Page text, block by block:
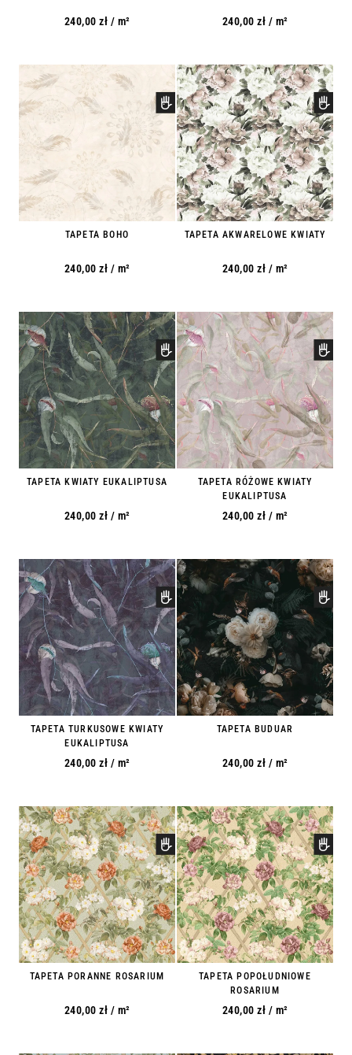
240,00 zł / m² 240,00 zł / m²
TAPETA BOHO
240,00 zł / m²
TAPETA AKWARELOWE KWIATY
240,00 zł / m²
TAPETA KWIATY EUKALIPTUSA
240,00 zł / m²
TAPETA RÓŻOWE KWIATY
EUKALIPTUSA
240,00 zł / m²
TAPETA TURKUSOWE KWIATY
EUKALIPTUSA
240,00 zł / m²
TAPETA BUDUAR
240,00 zł / m²
TAPETA PORANNE ROSARIUM
240,00 zł / m²
TAPETA POPOŁUDNIOWE
ROSARIUM
240,00 zł / m²